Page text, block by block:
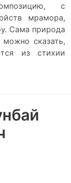
с
мрамора,
Сама природа
сказать,
из стихии